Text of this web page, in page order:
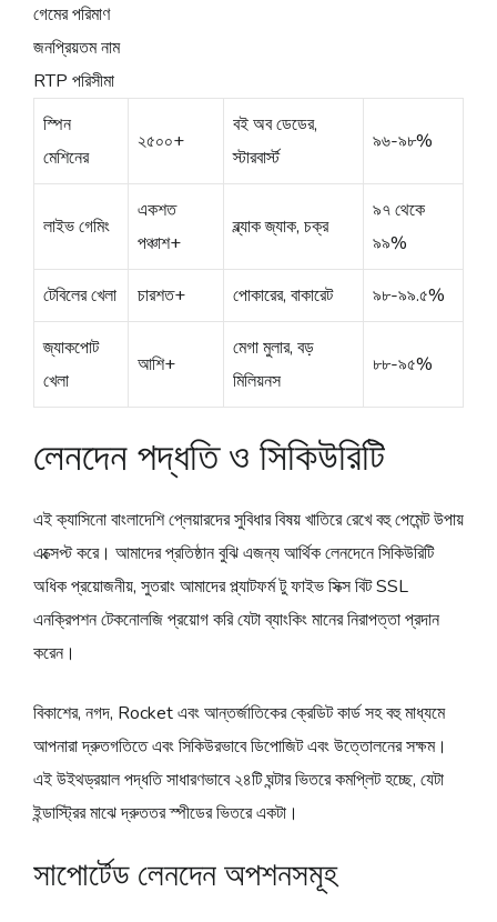
গেমের পরিমাণ
জনপ্রিয়তম নাম
RTP পরিসীমা
স্পিন
মেশিনের
২৫০০+
বই অব ডেডের,
স্টারবার্স্ট
৯৬-৯৮%
লাইভ গেমিং
একশত
পঞ্চাশ+
ব্ল্যাক জ্যাক, চক্র
৯৭ থেকে
৯৯%
টেবিলের খেলা চারশত+ পোকারের, বাকারেট ৯৮-৯৯.৫%
জ্যাকপোট
খেলা
আশি+
মেগা মুলার, বড়
মিলিয়নস
৮৮-৯৫%
লেনদেন পদ্ধতি ও সিকিউরিটি
এই ক্যাসিনো বাংলাদেশি প্লেয়ারদের সুবিধার বিষয় খাতিরে রেখে বহু পেমেন্ট উপায়
এক্সেপ্ট করে। আমাদের প্রতিষ্ঠান বুঝি এজন্য আর্থিক লেনদেনে সিকিউরিটি
অধিক প্রয়োজনীয়, সুতরাং আমাদের প্ল্যাটফর্ম টু ফাইভ সিক্স বিট SSL
এনক্রিপশন টেকনোলজি প্রয়োগ করি যেটা ব্যাংকিং মানের নিরাপত্তা প্রদান
করেন।
বিকাশের, নগদ, Rocket এবং আন্তর্জাতিকের ক্রেডিট কার্ড সহ বহু মাধ্যমে
আপনারা দ্রুতগতিতে এবং সিকিউরভাবে ডিপোজিট এবং উত্তোলনের সক্ষম।
এই উইথড্রয়াল পদ্ধতি সাধারণভাবে ২৪টি ঘন্টার ভিতরে কমপ্লিট হচ্ছে, যেটা
ইন্ডাস্ট্রির মাঝে দ্রুততর স্পীডের ভিতরে একটা।
সাপোর্টেড লেনদেন অপশনসমূহ